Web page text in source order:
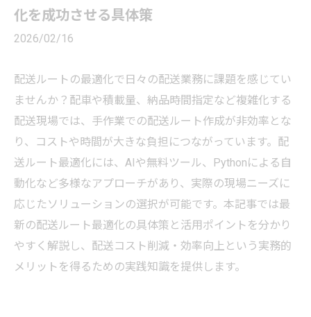
化を成功させる具体策
2026/02/16
配送ルートの最適化で日々の配送業務に課題を感じてい
ませんか？配車や積載量、納品時間指定など複雑化する
配送現場では、手作業での配送ルート作成が非効率とな
り、コストや時間が大きな負担につながっています。配
送ルート最適化には、AIや無料ツール、Pythonによる自
動化など多様なアプローチがあり、実際の現場ニーズに
応じたソリューションの選択が可能です。本記事では最
新の配送ルート最適化の具体策と活用ポイントを分かり
やすく解説し、配送コスト削減・効率向上という実務的
メリットを得るための実践知識を提供します。